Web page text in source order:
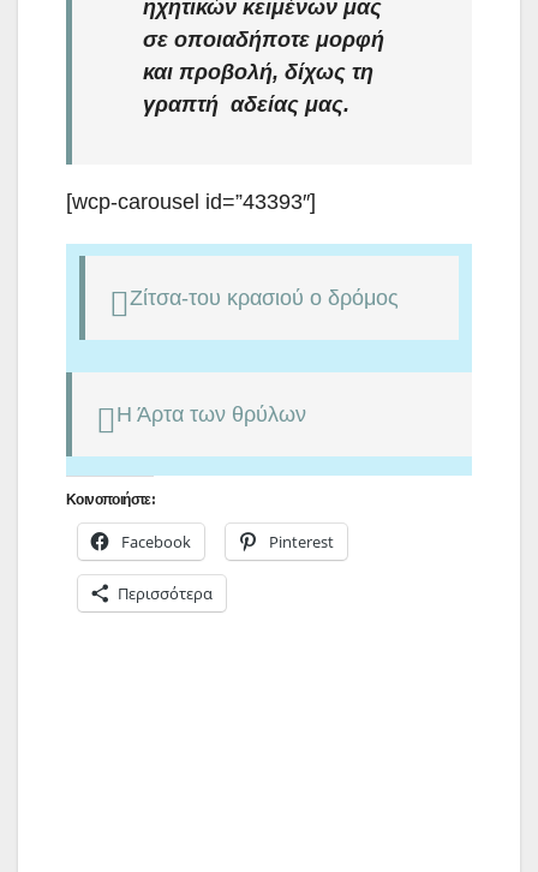
ηχητικών κειμένων μας
σε οποιαδήποτε μορφή
και προβολή, δίχως τη
γραπτή αδείας μας.
[wcp-carousel id=”43393″]
Ζίτσα-του κρασιού ο δρόμος
Η Άρτα των θρύλων
Κοινοποιήστε:
Facebook Pinterest
Περισσότερα